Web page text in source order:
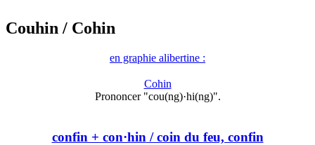
Couhin / Cohin
en graphie alibertine :
Cohin
Prononcer "cou(ng)·hi(ng)".
confin + con·hin / coin du feu, confin